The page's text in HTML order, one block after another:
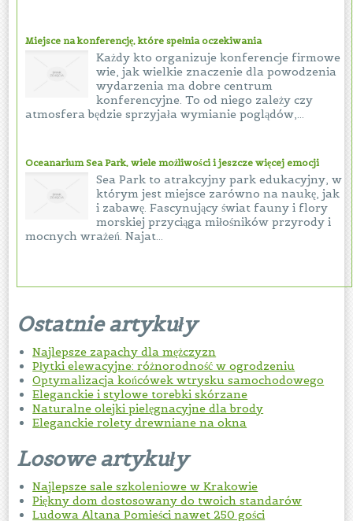
Miejsce na konferencję, które spełnia oczekiwania
Każdy kto organizuje konferencje firmowe
wie, jak wielkie znaczenie dla powodzenia
wydarzenia ma dobre centrum
konferencyjne. To od niego zależy czy
atmosfera będzie sprzyjała wymianie poglądów,...
Oceanarium Sea Park, wiele możliwości i jeszcze więcej emocji
Sea Park to atrakcyjny park edukacyjny, w
którym jest miejsce zarówno na naukę, jak
i zabawę. Fascynujący świat fauny i flory
morskiej przyciąga miłośników przyrody i
mocnych wrażeń. Najat...
Ostatnie artykuły
Najlepsze zapachy dla mężczyzn
Płytki elewacyjne: różnorodność w ogrodzeniu
Optymalizacja końcówek wtrysku samochodowego
Eleganckie i stylowe torebki skórzane
Naturalne olejki pielęgnacyjne dla brody
Eleganckie rolety drewniane na okna
Losowe artykuły
Najlepsze sale szkoleniowe w Krakowie
Piękny dom dostosowany do twoich standarów
Ludowa Altana Pomieści nawet 250 gości